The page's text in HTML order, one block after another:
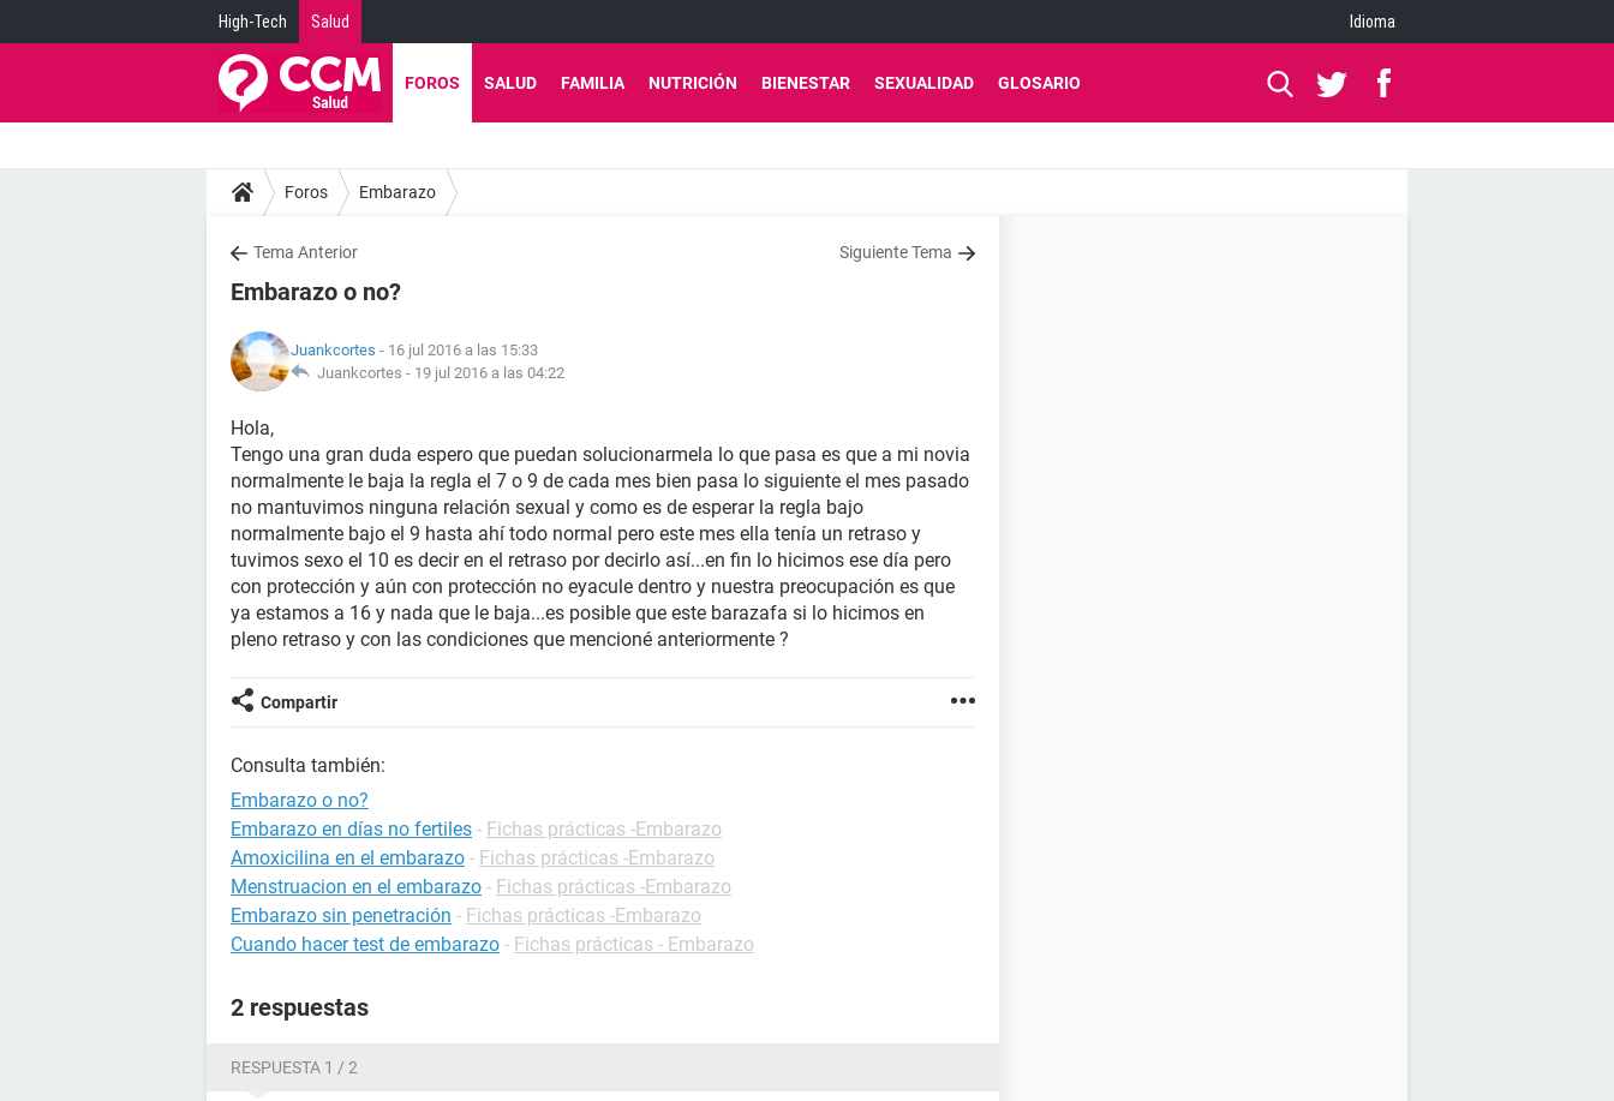
High-Tech Salud Idioma
FOROS SALUD FAMILIA NUTRICIÓN BIENESTAR SEXUALIDAD GLOSARIO
Foros Embarazo
Tema Anterior Siguiente Tema
Embarazo o no?
Juankcortes - 16 jul 2016 a las 15:33
Juankcortes - 19 jul 2016 a las 04:22
Hola,
Tengo una gran duda espero que puedan solucionarmela lo que pasa es que a mi novia
normalmente le baja la regla el 7 o 9 de cada mes bien pasa lo siguiente el mes pasado
no mantuvimos ninguna relación sexual y como es de esperar la regla bajo
normalmente bajo el 9 hasta ahí todo normal pero este mes ella tenía un retraso y
tuvimos sexo el 10 es decir en el retraso por decirlo así...en fin lo hicimos ese día pero
con protección y aún con protección no eyacule dentro y nuestra preocupación es que
ya estamos a 16 y nada que le baja...es posible que este barazafa si lo hicimos en
pleno retraso y con las condiciones que mencioné anteriormente ?
Compartir
Consulta también:
Embarazo o no?
Embarazo en días no fertiles - Fichas prácticas -Embarazo
Amoxicilina en el embarazo - Fichas prácticas -Embarazo
Menstruacion en el embarazo - Fichas prácticas -Embarazo
Embarazo sin penetración - Fichas prácticas -Embarazo
Cuando hacer test de embarazo - Fichas prácticas - Embarazo
2 respuestas
RESPUESTA 1 / 2